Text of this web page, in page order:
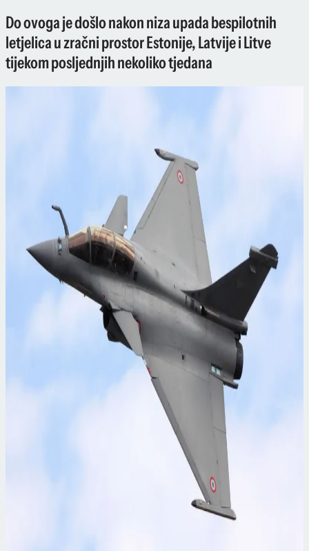
Do ovoga je došlo nakon niza upada bespilotnih
letjelica u zračni prostor Estonije, Latvije i Litve
tijekom posljednjih nekoliko tjedana